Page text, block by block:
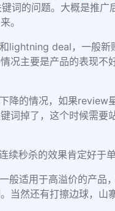
词的问题。大概是推广
。
和lightning deal ，一般新
况主要是产品的表现不
降的情况，如果review
词掉了，这个时候需要
续秒杀的效果肯定好于单
般适用于高溢价的产品
当然还有打擦边球，山